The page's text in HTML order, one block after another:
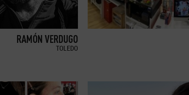
RAMÓN VERDUGO
TOLEDO